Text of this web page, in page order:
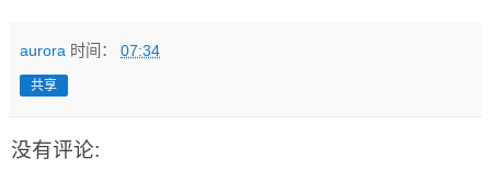
aurora 时间： 07:34
共享
没有评论: